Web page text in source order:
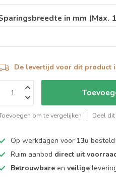
in mm (Max.
De levertijd voor dit product
om te vergelijken Deel
Op werkdagen voor 13u
Ruim aanbod direct uit
Betrouwbare enveilige